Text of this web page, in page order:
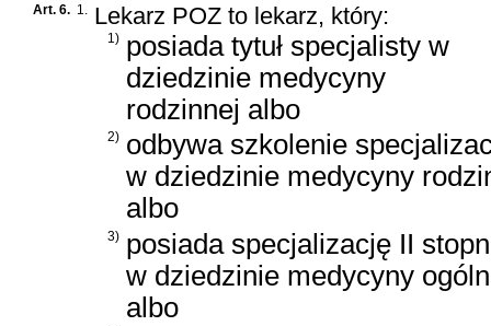
Art. 6. 1. Lekarz POZ to lekarz, który:
1) posiada tytuł specjalisty w
dziedzinie medycyny
rodzinnej albo
2) odbywa szkolenie
w dziedzinie medycyny
albo
3) posiada specjalizację II
w dziedzinie medycyny
albo